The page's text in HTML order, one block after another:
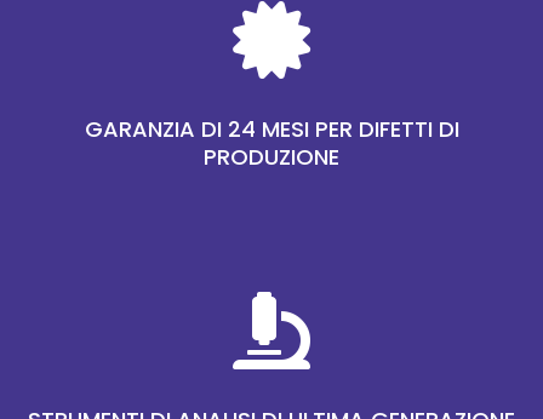

GARANZIA DI 24 MESI PER DIFETTI DI
PRODUZIONE
